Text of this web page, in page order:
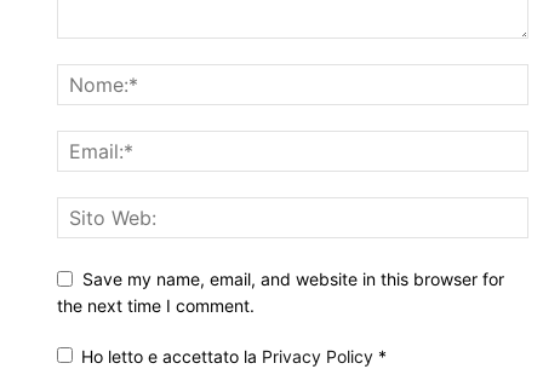
Save my name, email, and website in this browser for
the next time I comment.
Ho letto e accettato la Privacy Policy *